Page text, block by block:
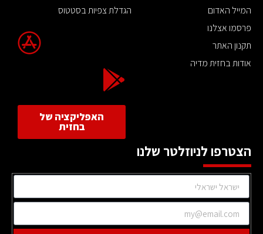
המייל האדום
פרסמו אצלנו
תקנון האתר
אודות בחזית מדיה
הגדלת צפיות בסטטוס
האפליקציה של
בחזית
הצטרפו לניוזלטר שלנו